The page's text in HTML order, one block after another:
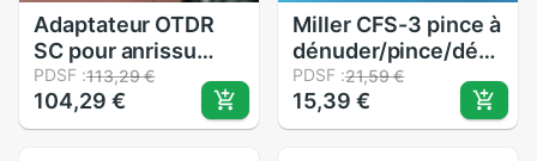
Adaptateur OTDR
SC pour anrissu
MT9083 MT9082
JDSU Wavetek
Yokogawa AQ7275
PDSF :113,29 €
104,29 €
Miller CFS-3 pince à
dénuder/pince/
à fibres optiques à
trois ports
PDSF :21,59 €
15,39 €